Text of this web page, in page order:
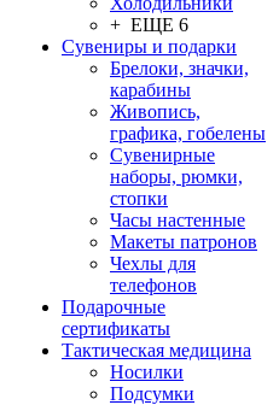
+ ЕЩЕ 6
Сувениры и подарки
Брелоки, значки,
карабины
Живопись,
графика, гобелены
Сувенирные
наборы, рюмки,
стопки
Часы настенные
Макеты патронов
Чехлы для
телефонов
Подарочные
сертификаты
Тактическая медицина
Носилки
Подсумки